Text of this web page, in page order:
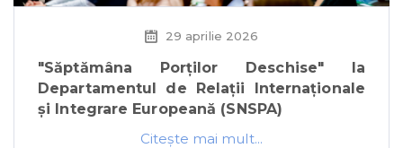
29 aprilie 2026
"Săptămâna Porților Deschise" la
Departamentul de Relații Internaționale
și Integrare Europeană (SNSPA)
Citeşte mai mult...